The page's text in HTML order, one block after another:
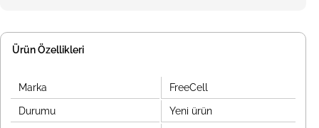
Ürün Özellikleri
Marka FreeCell
Durumu Yeni ürün